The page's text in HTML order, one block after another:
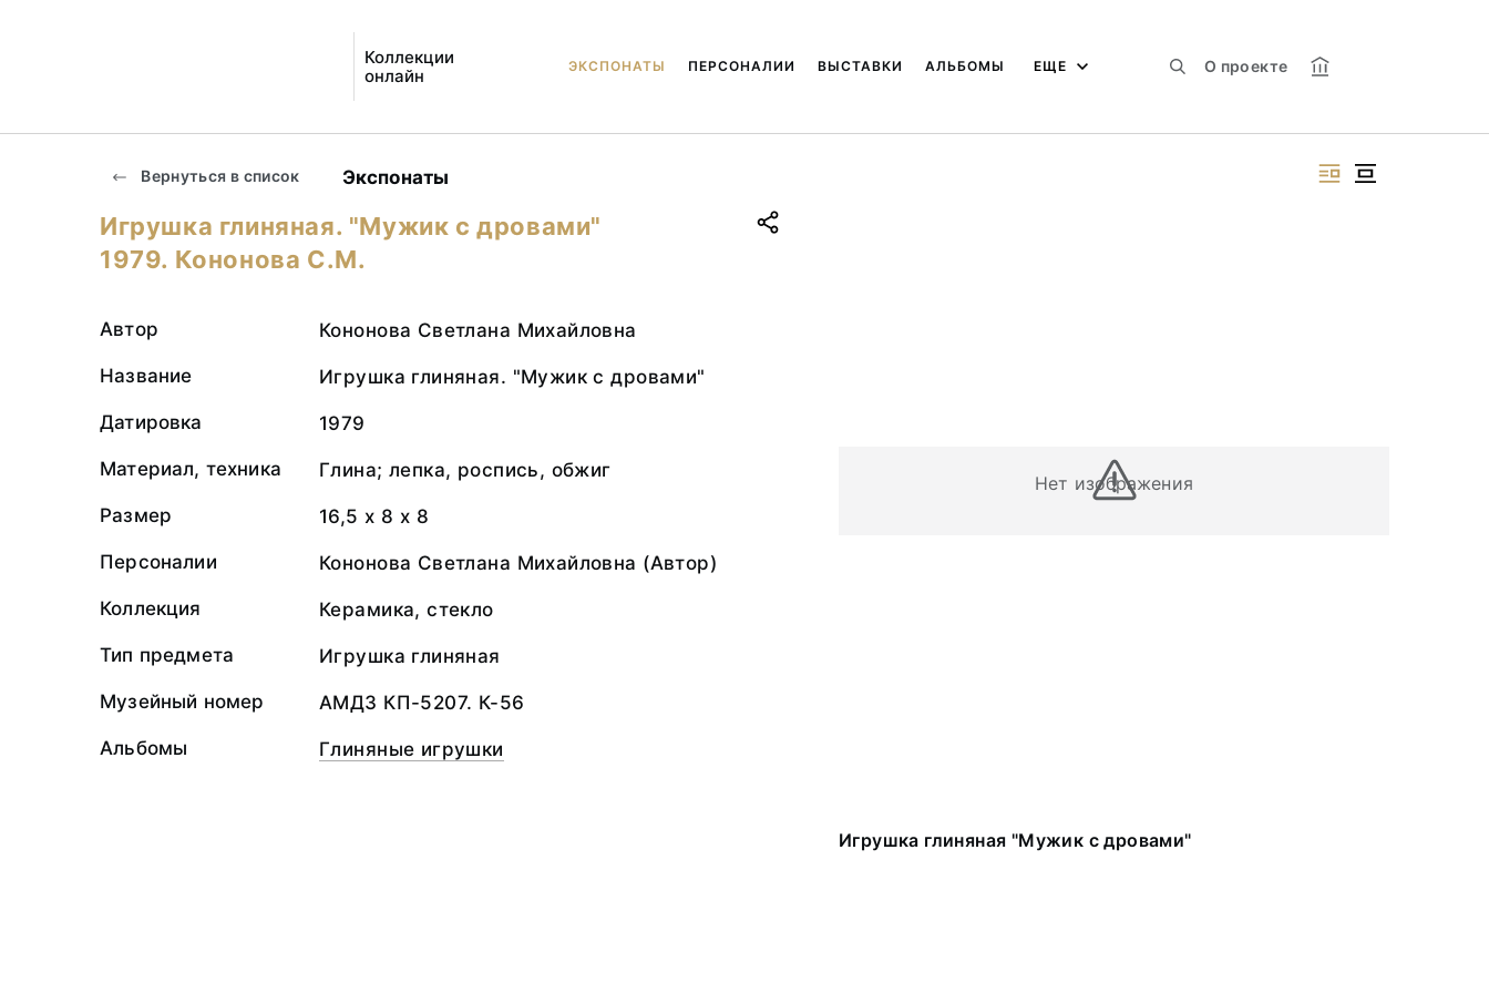
Коллекции
онлайн
О проекте
ЭКСПОНАТЫ ПЕРСОНАЛИИ ВЫСТАВКИ АЛЬБОМЫ ЕЩЕ
Вернуться в список Экспонаты
Нет изображения
Игрушка глиняная "Мужик с дровами"
Игрушка глиняная. "Мужик с дровами"
1979. Кононова С.М.
Автор Кононова Светлана Михайловна
Название Игрушка глиняная. "Мужик с дровами"
Датировка 1979
Материал, техника Глина; лепка, роспись, обжиг
Размер 16,5 х 8 х 8
Персоналии Кононова Светлана Михайловна (Автор)
Коллекция Керамика, стекло
Тип предмета Игрушка глиняная
Музейный номер АМДЗ КП-5207. К-56
Альбомы Глиняные игрушки